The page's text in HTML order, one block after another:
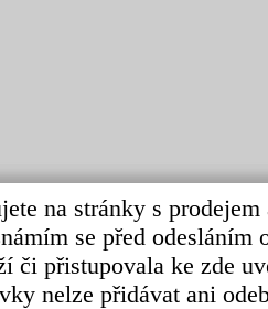
na stránky s
se před
či přistupovala ke zde
nelze přidávat ani